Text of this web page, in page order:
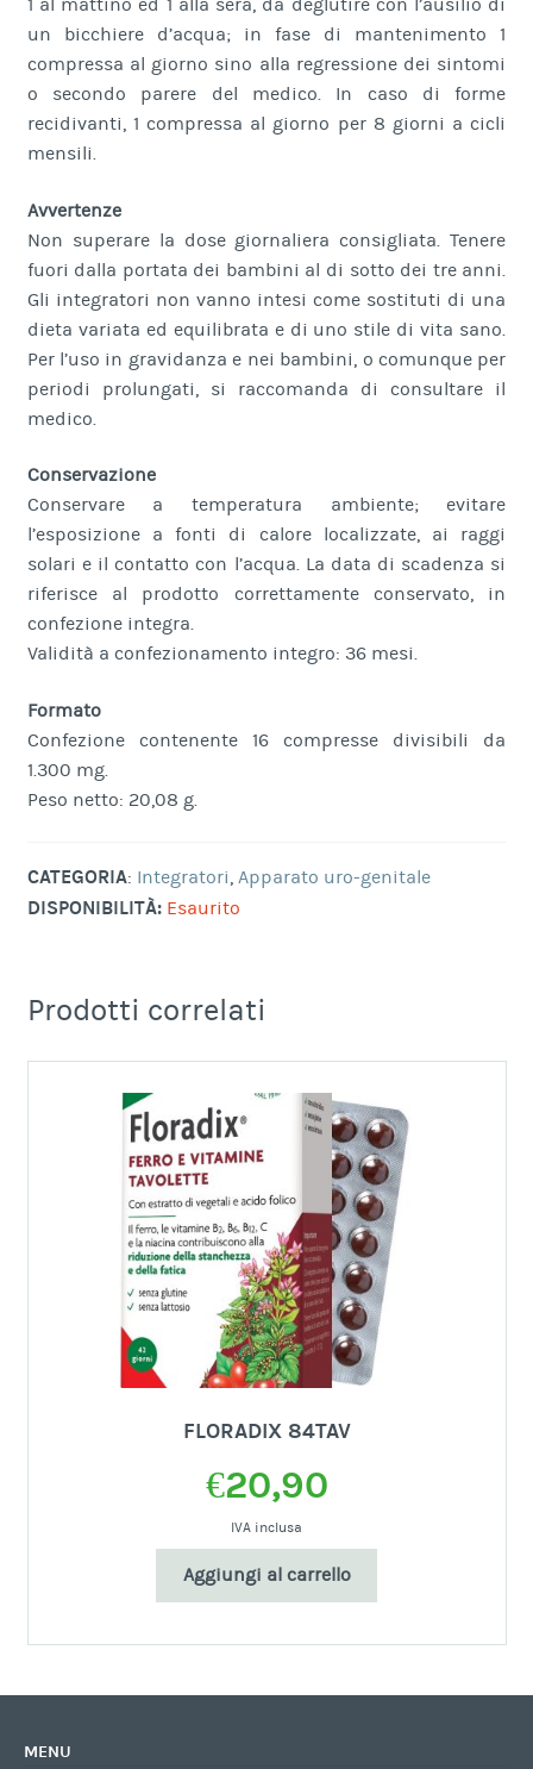
1 al mattino ed 1 alla sera, da deglutire con l’ausilio di
un bicchiere d’acqua; in fase di mantenimento 1
compressa al giorno sino alla regressione dei sintomi
o secondo parere del medico. In caso di forme
recidivanti, 1 compressa al giorno per 8 giorni a cicli
mensili.
Avvertenze
Non superare la dose giornaliera consigliata. Tenere
fuori dalla portata dei bambini al di sotto dei tre anni.
Gli integratori non vanno intesi come sostituti di una
dieta variata ed equilibrata e di uno stile di vita sano.
Per l’uso in gravidanza e nei bambini, o comunque per
periodi prolungati, si raccomanda di consultare il
medico.
Conservazione
Conservare a temperatura ambiente; evitare
l’esposizione a fonti di calore localizzate, ai raggi
solari e il contatto con l’acqua. La data di scadenza si
riferisce al prodotto correttamente conservato, in
confezione integra.
Validità a confezionamento integro: 36 mesi.
Formato
Confezione contenente 16 compresse divisibili da
1.300 mg.
Peso netto: 20,08 g.
CATEGORIA: Integratori, Apparato uro-genitale
DISPONIBILITÀ: Esaurito
Prodotti correlati
FLORADIX 84TAV
€20,90
IVA inclusa
Aggiungi al carrello
MENU